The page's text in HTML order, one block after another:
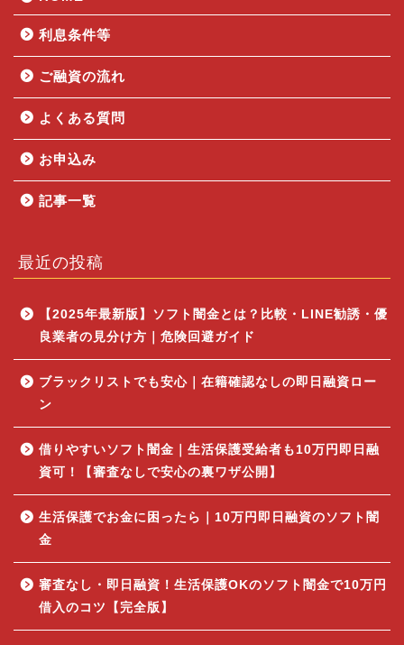
利息条件等
ご融資の流れ
よくある質問
お申込み
記事一覧
最近の投稿
【2025年最新版】ソフト闇金とは？比較・LINE勧誘・優
良業者の見分け方｜危険回避ガイド
ブラックリストでも安心｜在籍確認なしの即日融資ロー
ン
借りやすいソフト闇金｜生活保護受給者も10万円即日融
資可！【審査なしで安心の裏ワザ公開】
生活保護でお金に困ったら｜10万円即日融資のソフト闇
金
審査なし・即日融資！生活保護OKのソフト闇金で10万円
借入のコツ【完全版】